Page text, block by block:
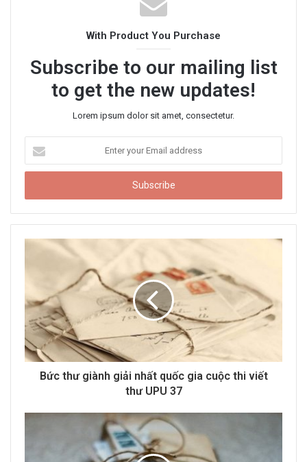
i
e
With Product You Purchase
Subscribe to our mailing list
to get the new updates!
Lorem ipsum dolor sit amet, consectetur.
t
r
y
a
l
a
d
s
Bức thư giành giải nhất quốc gia cuộc thi viết
thư UPU 37